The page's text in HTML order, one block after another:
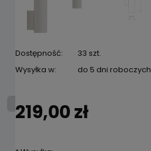
Dostępność:
33 szt.
Wysyłka w:
do 5 dni roboczych
219,00 zł